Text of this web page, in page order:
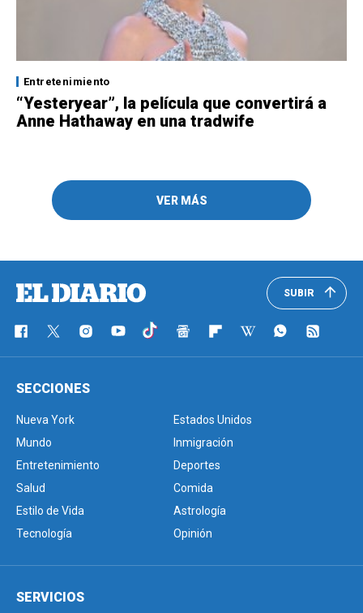
Entretenimiento
“Yesteryear”, la película que convertirá a
Anne Hathaway en una tradwife
VER MÁS
SUBIR
SECCIONES
Nueva York
Estados Unidos
Mundo
Inmigración
Entretenimiento
Deportes
Salud
Comida
Estilo de Vida
Astrología
Tecnología
Opinión
SERVICIOS